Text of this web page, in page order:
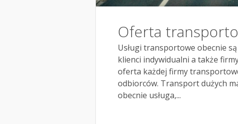
Oferta
Usługi transportowe obecnie
klienci indywidualni a także
oferta każdej firmy
odbiorców. Transport dużych
obecnie usługa,...